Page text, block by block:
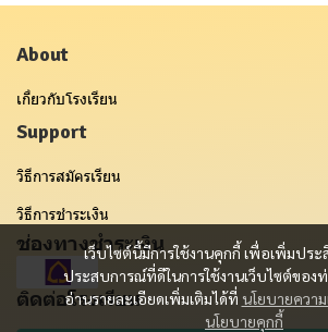
เว็บไซต์นี้มีการใช้งานคุกกี้ เพื่อเพิ่มปร
ประสบการณ์ที่ดีในการใช้งานเว็บไซต์ของ
อ่านรายละเอียดเพิ่มเติมได้ที่ นโยบายควา
นโยบายคุกกี้
About
เกี่ยวกับโรงเรียน
Support
วิธีการสมัครเรียน
วิธีการชำระเงิน
ช่องทางชำระเงิน
ติดต่อโรงเรียน